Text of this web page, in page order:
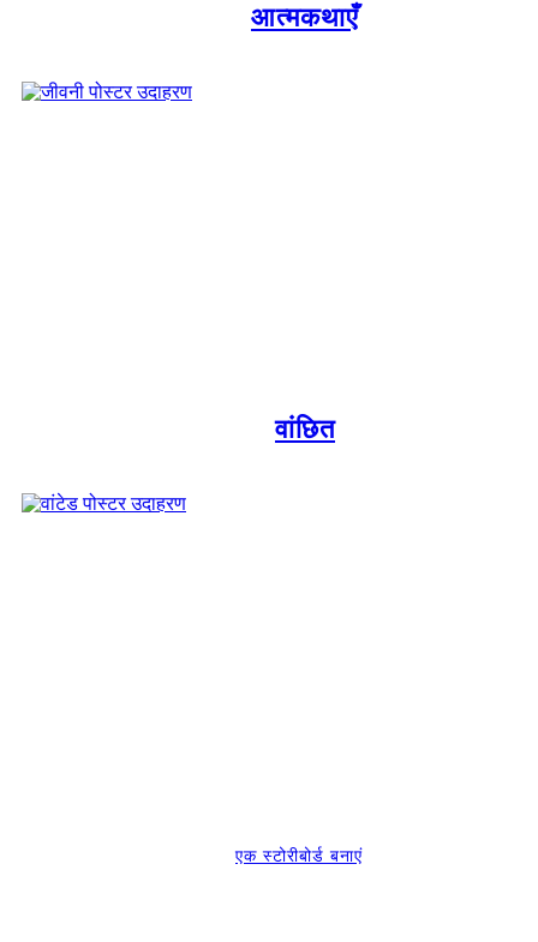
आत्मकथाएँ
वांछित
एक स्टोरीबोर्ड बनाएं